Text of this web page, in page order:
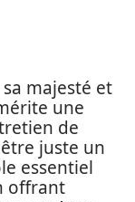
majesté et
une
de
juste un
essentiel
offrant